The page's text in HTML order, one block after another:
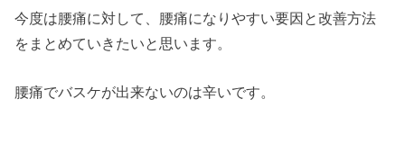
今度は腰痛に対して、腰痛になりやすい要因と改善方法
をまとめていきたいと思います。
腰痛でバスケが出来ないのは辛いです。